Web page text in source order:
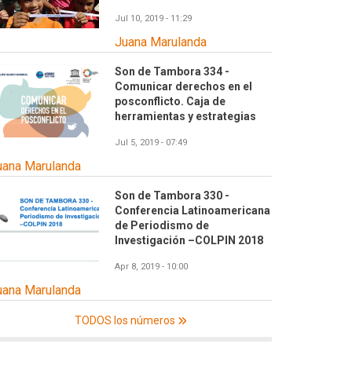
Jul 10, 2019 - 11:29
Juana Marulanda
Son de Tambora 334 -
Comunicar derechos en el
posconflicto. Caja de
herramientas y estrategias
Jul 5, 2019 - 07:49
Marulanda
Son de Tambora 330 -
Conferencia Latinoamericana
de Periodismo de
Investigación –COLPIN 2018
Apr 8, 2019 - 10:00
Marulanda
TODOS los números